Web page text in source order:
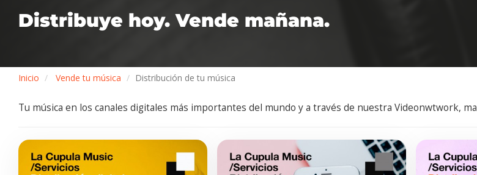
Distribuye hoy. Vende mañana.
Inicio Vende tu música Distribución de tu música
Tu música en los canales digitales más importantes del mundo y a través de nuestra Videonwtwork,